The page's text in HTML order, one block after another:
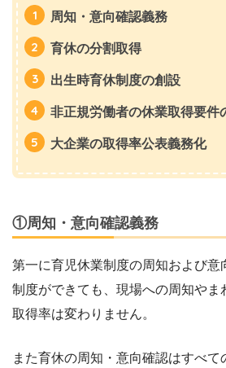
周知・意向確認義務
育休の分割取得
出生時育休制度の創設
非正規労働者の休業取得要件
大企業の取得率公表義務化
①周知・意向確認義務
第一に育児休業制度の周知および意
制度ができても、現場への周知やま
取得率は変わりません。
また育休の周知・意向確認はすべて